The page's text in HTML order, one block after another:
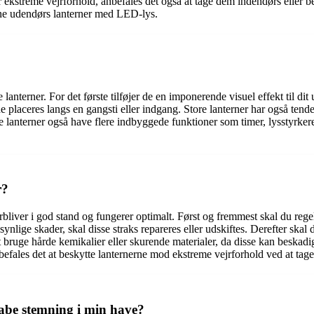
udendørs lanterner med LED-lys.
For det første tilføjer de en imponerende visuel effekt til
langs en gangsti eller indgang. Store lanterner har også
også have flere indbyggede funktioner som timer,
i god stand og fungerer optimalt. Først og fremmest skal du
skader, skal disse straks repareres eller udskiftes. Derefter
hårde kemikalier eller skurende materialer, da disse kan
det at beskytte lanternerne mod ekstreme vejrforhold ved at
stemning i min have?